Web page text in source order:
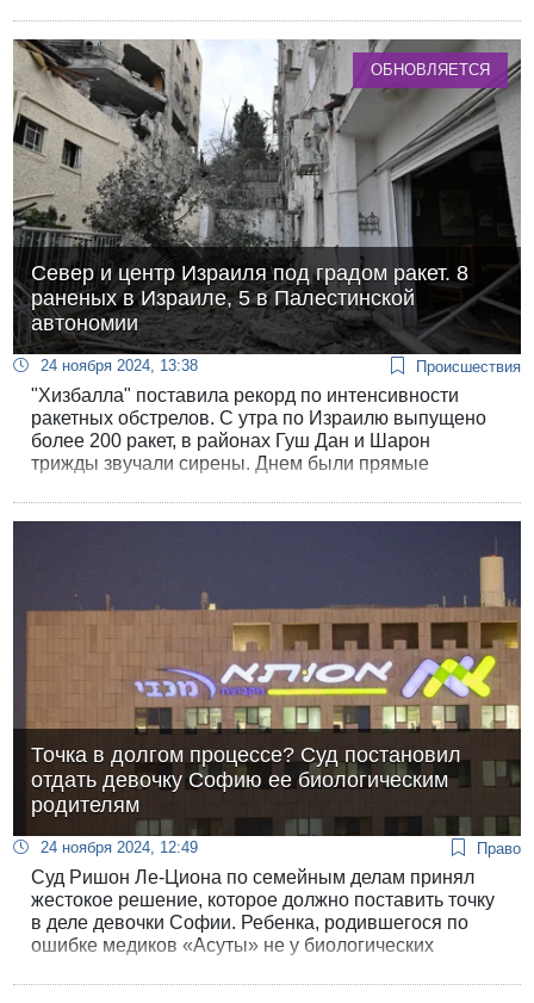
нового ходатайства об отсрочке слушаний.
ОБНОВЛЯЕТСЯ
Север и центр Израиля под градом ракет. 8
раненых в Израиле, 5 в Палестинской
автономии
24 ноября 2024, 13:38 Происшествия
"Хизбалла" поставила рекорд по интенсивности
ракетных обстрелов. С утра по Израилю выпущено
более 200 ракет, в районах Гуш Дан и Шарон
трижды звучали сирены. Днем были прямые
Блюм, пострадали восемь человек. Вечером ракета
Точка в долгом процессе? Суд постановил
отдать девочку Софию ее биологическим
родителям
24 ноября 2024, 12:49 Право
Суд Ришон Ле-Циона по семейным делам принял
жестокое решение, которое должно поставить точку
в деле девочки Софии. Ребенка, родившегося по
ошибке медиков «Асуты» не у биологических
отдадут генетическим матери и отцу.